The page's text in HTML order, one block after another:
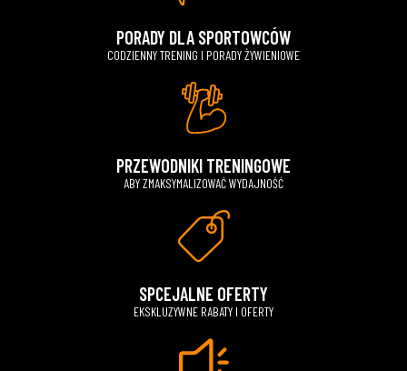
PORADY DLA SPORTOWCÓW
CODZIENNY TRENING I PORADY ŻYWIENIOWE
PRZEWODNIKI TRENINGOWE
ABY ZMAKSYMALIZOWAĆ WYDAJNOŚĆ
SPCEJALNE OFERTY
EKSKLUZYWNE RABATY I OFERTY